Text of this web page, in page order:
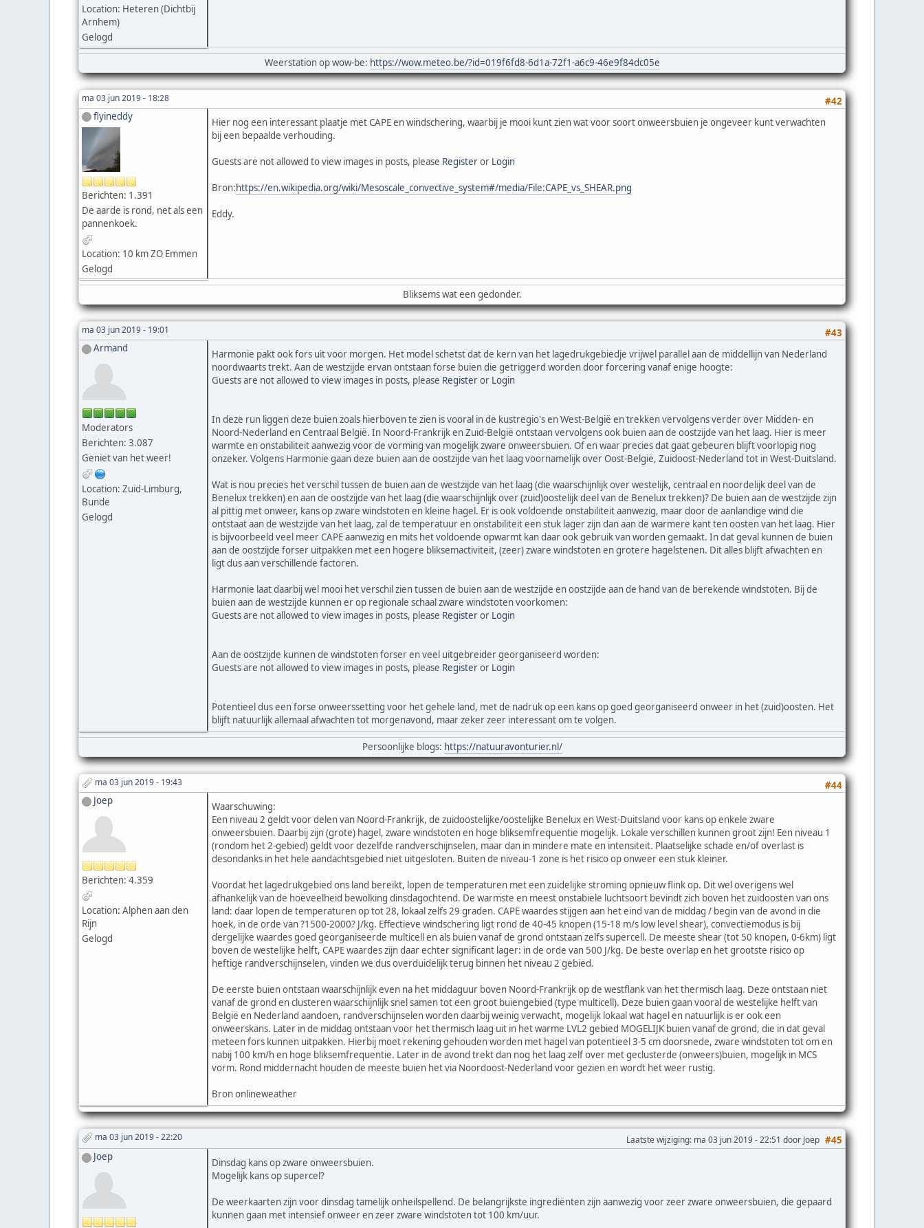
Location: Heteren (Dichtbij
Arnhem)
Gelogd
Weerstation op wow-be: https://wow.meteo.be/?id=019f6fd8-6d1a-72f1-a6c9-46e9f84dc05e
ma 03 jun 2019 - 18:28
#42
flyineddy
Berichten: 1.391
De aarde is rond, net als een
pannenkoek.
Location: 10 km ZO Emmen
Gelogd
Hier nog een interessant plaatje met CAPE en windschering, waarbij je mooi kunt zien wat voor soort onweersbuien je ongeveer kunt verwachten
bij een bepaalde verhouding.
Guests are not allowed to view images in posts, please Registeror Login
Bron:https://en.wikipedia.org/wiki/Mesoscale_convective_system#/media/File:CAPE_vs_SHEAR.png
Eddy.
Bliksems wat een gedonder.
ma 03 jun 2019 - 19:01
#43
Armand
Moderators
Berichten: 3.087
Geniet van het weer!
Location: Zuid-Limburg,
Bunde
Gelogd
Harmonie pakt ook fors uit voor morgen. Het model schetst dat de kern van het lagedrukgebiedje vrijwel parallel aan de middellijn van Nederland
noordwaarts trekt. Aan de westzijde ervan ontstaan forse buien die getriggerd worden door forcering vanaf enige hoogte:
Guests are not allowed to view images in posts, please Registeror Login
In deze run liggen deze buien zoals hierboven te zien is vooral in de kustregio's en West-België en trekken vervolgens verder over Midden- en
Noord-Nederland en Centraal België. In Noord-Frankrijk en Zuid-België ontstaan vervolgens ook buien aan de oostzijde van het laag. Hier is meer
warmte en onstabiliteit aanwezig voor de vorming van mogelijk zware onweersbuien. Of en waar precies dat gaat gebeuren blijft voorlopig nog
onzeker. Volgens Harmonie gaan deze buien aan de oostzijde van het laag voornamelijk over Oost-België, Zuidoost-Nederland tot in West-Duitsland.
Wat is nou precies het verschil tussen de buien aan de westzijde van het laag (die waarschijnlijk over westelijk, centraal en noordelijk deel van de
Benelux trekken) en aan de oostzijde van het laag (die waarschijnlijk over (zuid)oostelijk deel van de Benelux trekken)? De buien aan de westzijde zijn
al pittig met onweer, kans op zware windstoten en kleine hagel. Er is ook voldoende onstabiliteit aanwezig, maar door de aanlandige wind die
ontstaat aan de westzijde van het laag, zal de temperatuur en onstabiliteit een stuk lager zijn dan aan de warmere kant ten oosten van het laag. Hier
is bijvoorbeeld veel meer CAPE aanwezig en mits het voldoende opwarmt kan daar ook gebruik van worden gemaakt. In dat geval kunnen de buien
aan de oostzijde forser uitpakken met een hogere bliksemactiviteit, (zeer) zware windstoten en grotere hagelstenen. Dit alles blijft afwachten en
ligt dus aan verschillende factoren.
Harmonie laat daarbij wel mooi het verschil zien tussen de buien aan de westzijde en oostzijde aan de hand van de berekende windstoten. Bij de
buien aan de westzijde kunnen er op regionale schaal zware windstoten voorkomen:
Guests are not allowed to view images in posts, please Registeror Login
Aan de oostzijde kunnen de windstoten forser en veel uitgebreider georganiseerd worden:
Guests are not allowed to view images in posts, please Registeror Login
Potentieel dus een forse onweerssetting voor het gehele land, met de nadruk op een kans op goed georganiseerd onweer in het (zuid)oosten. Het
blijft natuurlijk allemaal afwachten tot morgenavond, maar zeker zeer interessant om te volgen.
Persoonlijke blogs: https://natuuravonturier.nl/
ma 03 jun 2019 - 19:43
#44
Joep
Berichten: 4.359
Location: Alphen aan den
Rijn
Gelogd
Waarschuwing:
Een niveau 2 geldt voor delen van Noord-Frankrijk, de zuidoostelijke/oostelijke Benelux en West-Duitsland voor kans op enkele zware
onweersbuien. Daarbij zijn (grote) hagel, zware windstoten en hoge bliksemfrequentie mogelijk. Lokale verschillen kunnen groot zijn! Een niveau 1
(rondom het 2-gebied) geldt voor dezelfde randverschijnselen, maar dan in mindere mate en intensiteit. Plaatselijke schade en/of overlast is
desondanks in het hele aandachtsgebied niet uitgesloten. Buiten de niveau-1 zone is het risico op onweer een stuk kleiner.
Voordat het lagedrukgebied ons land bereikt, lopen de temperaturen met een zuidelijke stroming opnieuw flink op. Dit wel overigens wel
afhankelijk van de hoeveelheid bewolking dinsdagochtend. De warmste en meest onstabiele luchtsoort bevindt zich boven het zuidoosten van ons
land: daar lopen de temperaturen op tot 28, lokaal zelfs 29 graden. CAPE waardes stijgen aan het eind van de middag / begin van de avond in die
hoek, in de orde van ?1500-2000? J/kg. Effectieve windschering ligt rond de 40-45 knopen (15-18 m/s low level shear), convectiemodus is bij
dergelijke waardes goed georganiseerde multicell en als buien vanaf de grond ontstaan zelfs supercell. De meeste shear (tot 50 knopen, 0-6km) ligt
boven de westelijke helft, CAPE waardes zijn daar echter significant lager: in de orde van 500 J/kg. De beste overlap en het grootste risico op
heftige randverschijnselen, vinden we dus overduidelijk terug binnen het niveau 2 gebied.
De eerste buien ontstaan waarschijnlijk even na het middaguur boven Noord-Frankrijk op de westflank van het thermisch laag. Deze ontstaan niet
vanaf de grond en clusteren waarschijnlijk snel samen tot een groot buiengebied (type multicell). Deze buien gaan vooral de westelijke helft van
België en Nederland aandoen, randverschijnselen worden daarbij weinig verwacht, mogelijk lokaal wat hagel en natuurlijk is er ook een
onweerskans. Later in de middag ontstaan voor het thermisch laag uit in het warme LVL2 gebied MOGELIJK buien vanaf de grond, die in dat geval
meteen fors kunnen uitpakken. Hierbij moet rekening gehouden worden met hagel van potentieel 3-5 cm doorsnede, zware windstoten tot om en
nabij 100 km/h en hoge bliksemfrequentie. Later in de avond trekt dan nog het laag zelf over met geclusterde (onweers)buien, mogelijk in MCS
vorm. Rond middernacht houden de meeste buien het via Noordoost-Nederland voor gezien en wordt het weer rustig.
Bron onlineweather
ma 03 jun 2019 - 22:20 #45
Laatste wijziging: ma 03 jun 2019 - 22:51 door Joep
Joep
Dinsdag kans op zware onweersbuien.
Mogelijk kans op supercel?
De weerkaarten zijn voor dinsdag tamelijk onheilspellend. De belangrijkste ingrediënten zijn aanwezig voor zeer zware onweersbuien, die gepaard
kunnen gaan met intensief onweer en zeer zware windstoten tot 100 km/uur.